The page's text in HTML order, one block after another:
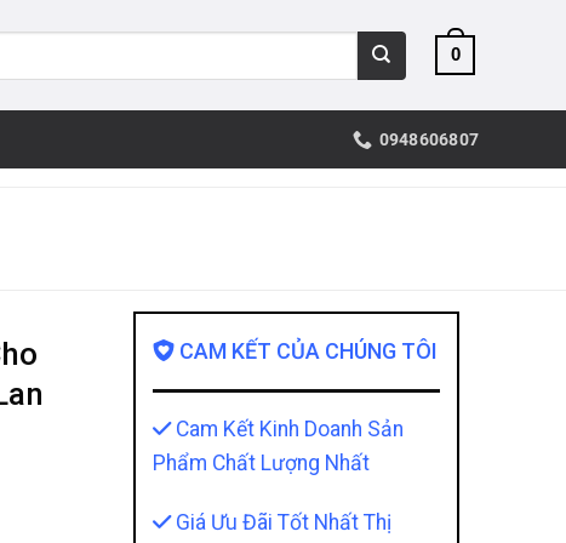
0
0948606807
CAM KẾT CỦA CHÚNG TÔI
Cam Kết Kinh Doanh Sản
Phẩm Chất Lượng Nhất
Giá Ưu Đãi Tốt Nhất Thị